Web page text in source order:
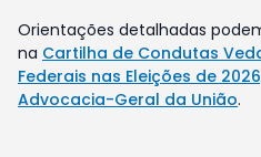
Orientações detalhadas
na Cartilha de Condutas
Federais nas Eleições de
Advocacia-Geral da União.